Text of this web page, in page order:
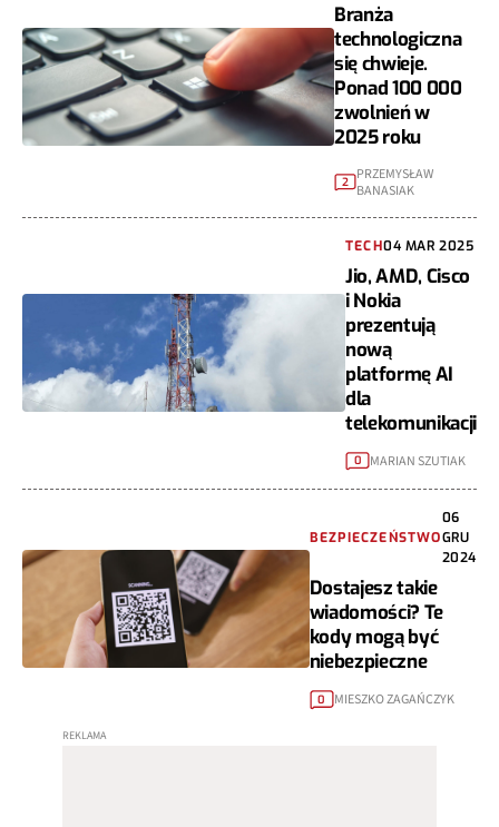
Branża
technologiczna
się chwieje.
Ponad 100 000
zwolnień w
2025 roku
2
PRZEMYSŁAW
BANASIAK
TECH04 MAR 2025
Jio, AMD, Cisco
i Nokia
prezentują
nową
platformę AI
dla
telekomunikacji
0 MARIAN SZUTIAK
BEZPIECZEŃSTWO
06
GRU
2024
Dostajesz takie
wiadomości? Te
kody mogą być
niebezpieczne
0 MIESZKO ZAGAŃCZYK